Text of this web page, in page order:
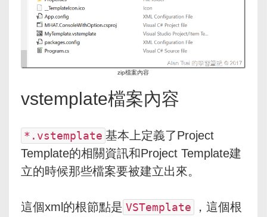
zip檔案內容
vstemplate檔案內容
*.vstemplate 基本上定義了Project
Template的相關資訊和Project Template建
立的時候那些檔案要被建立出來。
這個xml的根節點是 VSTemplate
，這個根